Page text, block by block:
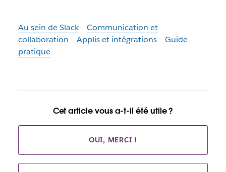
Au sein de Slack
Communication et
collaboration
Applis et intégrations
Guide
pratique
Cet article vous a-t-il été utile ?
OUI, MERCI !